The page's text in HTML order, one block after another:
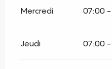
Mercredi 07:00
Jeudi 07:00